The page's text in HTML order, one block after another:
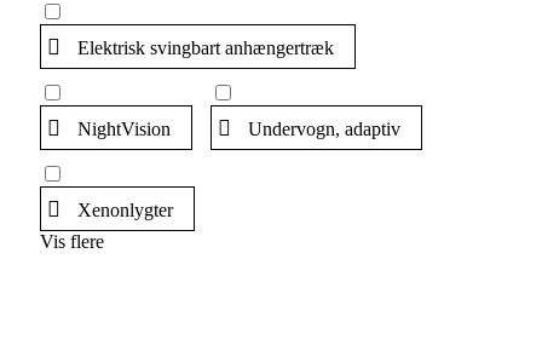
Elektrisk svingbart anhængertræk
NightVision Undervogn, adaptiv
Xenonlygter
Vis flere